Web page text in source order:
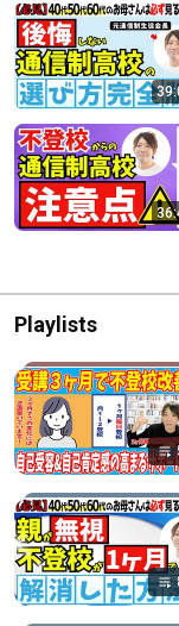
Playlists